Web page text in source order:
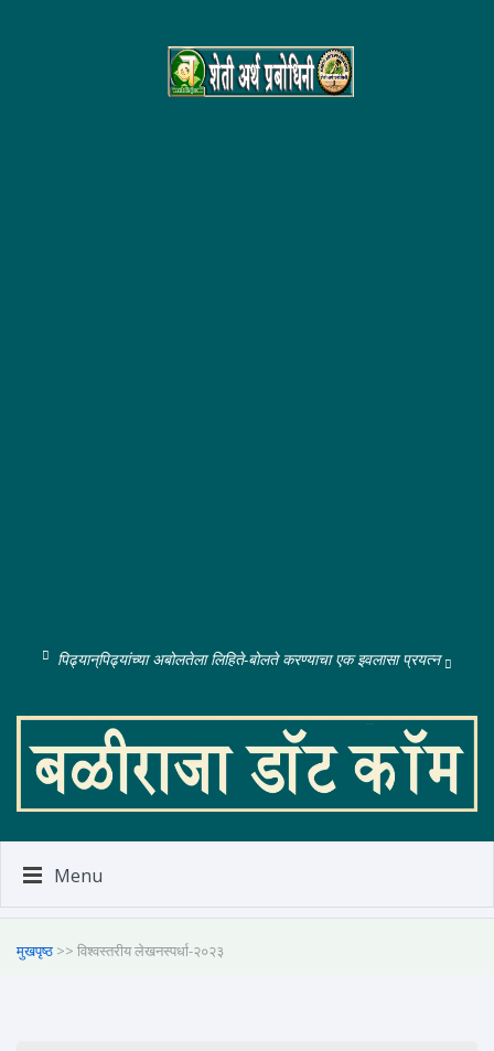
पिढ्यान्‌पिढ्यांच्या अबोलतेला लिहिते-बोलते करण्याचा एक इवलासा प्रयत्न
Menu
मुखपृष्ठ >> विश्वस्तरीय लेखनस्पर्धा-२०२३